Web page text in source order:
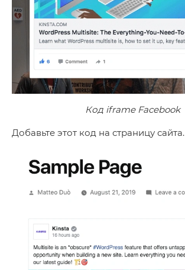
Код iframe Facebook
Добавьте этот код на страницу сайта.